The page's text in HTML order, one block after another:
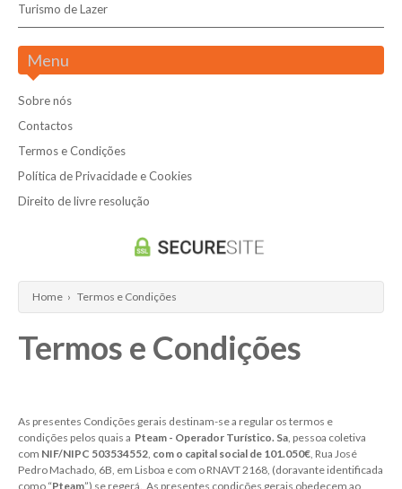
Pesquisar
Programas de 6 a 8 Dias
Programas até 5 dias
Programas de 6 a 8 dias
Programas com mais de 8 dias
Turismo de Lazer
Menu
Sobre nós
Contactos
Termos e Condições
Política de Privacidade e Cookies
Direito de livre resolução
Home › Termos e Condições
Termos e Condições
As presentes Condições gerais destinam-se a regular os termos e
condições pelos quais a Pteam - Operador Turístico. Sa, pessoa coletiva
com NIF/NIPC 503534552, com o capital social de 101.050€, Rua José
Pedro Machado, 6B, em Lisboa e com o RNAVT 2168, (doravante identificada
como “Pteam”) se regerá. As presentes condições gerais obedecem ao